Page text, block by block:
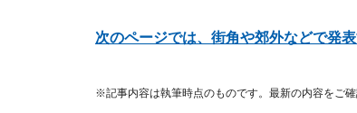
次のページでは、街角や郊外などで発
※記事内容は執筆時点のものです。最新の内容をご確